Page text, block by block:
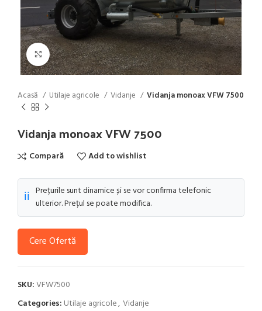
Click to enlarge
Acasă Utilaje agricole Vidanje Vidanja monoax VFW 7500
Vidanja monoax VFW 7500
Compară Add to wishlist
ℹ️ Prețurile sunt dinamice și se vor confirma telefonic
ulterior. Prețul se poate modifica.
Cere Ofertă
SKU:VFW7500
Categories: Utilaje agricole, Vidanje